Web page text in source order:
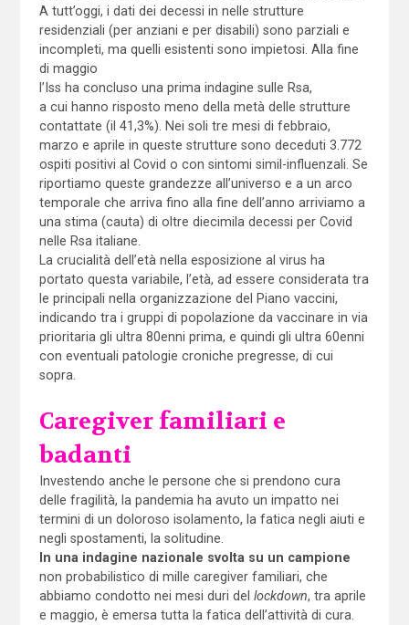
A tutt’oggi, i dati dei decessi in nelle strutture
residenziali (per anziani e per disabili) sono parziali e
incompleti, ma quelli esistenti sono impietosi. Alla fine
di maggio
l’Iss ha concluso una prima indagine sulle Rsa,
a cui hanno risposto meno della metà delle strutture
contattate (il 41,3%). Nei soli tre mesi di febbraio,
marzo e aprile in queste strutture sono deceduti 3.772
ospiti positivi al Covid o con sintomi simil-influenzali. Se
riportiamo queste grandezze all’universo e a un arco
temporale che arriva fino alla fine dell’anno arriviamo a
una stima (cauta) di oltre diecimila decessi per Covid
nelle Rsa italiane.
La crucialità dell’età nella esposizione al virus ha
portato questa variabile, l’età, ad essere considerata tra
le principali nella organizzazione del Piano vaccini,
indicando tra i gruppi di popolazione da vaccinare in via
prioritaria gli ultra 80enni prima, e quindi gli ultra 60enni
con eventuali patologie croniche pregresse, di cui
sopra.
Caregiver familiari e
badanti
Investendo anche le persone che si prendono cura
delle fragilità, la pandemia ha avuto un impatto nei
termini di un doloroso isolamento, la fatica negli aiuti e
negli spostamenti, la solitudine.
In una indagine nazionale svolta su un campione
non probabilistico di mille caregiver familiari, che
abbiamo condotto nei mesi duri del lockdown, tra aprile
e maggio, è emersa tutta la fatica dell’attività di cura.